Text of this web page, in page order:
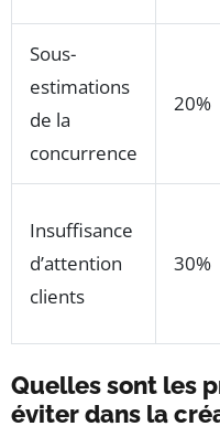
Sous-
estimations
de la
concurrence
20%
Insuffisance
d’attention
clients
30%
Quelles sont les
éviter dans la